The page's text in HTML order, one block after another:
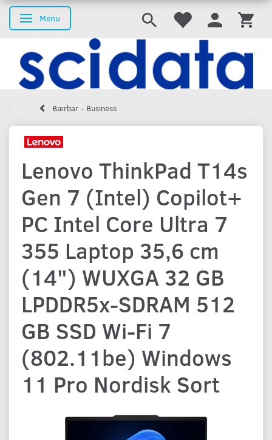
Skifte navigation
Menu
Bærbar - Business
Lenovo ThinkPad T14s
Gen 7 (Intel) Copilot+
PC Intel Core Ultra 7
355 Laptop 35,6 cm
(14") WUXGA 32 GB
LPDDR5x-SDRAM 512
GB SSD Wi-Fi 7
(802.11be) Windows
11 Pro Nordisk Sort